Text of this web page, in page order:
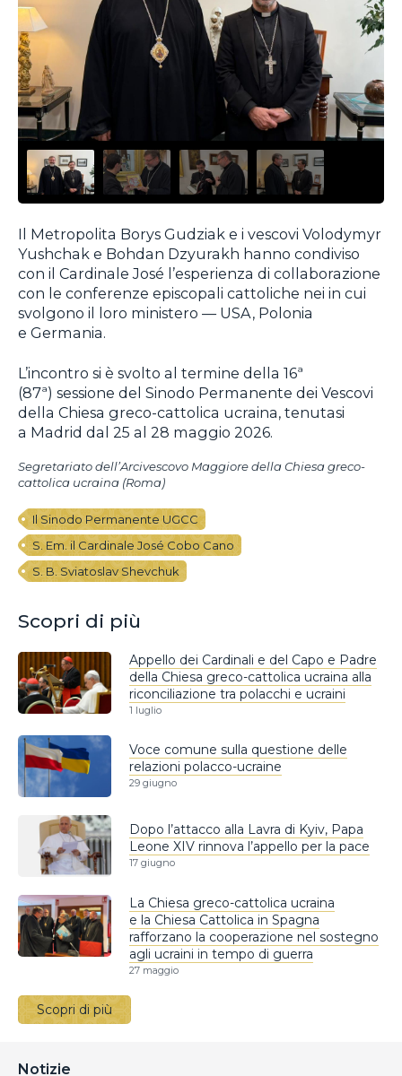
Il Metropolita Borys Gudziak e i vescovi Volodymyr
Yushchak e Bohdan Dzyurakh hanno condiviso
con il Cardinale José l’esperienza di collaborazione
con le conferenze episcopali cattoliche nei in cui
svolgono il loro ministero — USA, Polonia
e Germania.
L’incontro si è svolto al termine della 16ª
(87ª) sessione del Sinodo Permanente dei Vescovi
della Chiesa greco-cattolica ucraina, tenutasi
a Madrid dal 25 al 28 maggio 2026.
Segretariato dell’Arcivescovo Maggiore della Chiesa greco-
cattolica ucraina (Roma)
Il Sinodo Permanente UGCC
S. Em. il Cardinale José Cobo Cano
S. B. Sviatoslav Shevchuk
Scopri di più
Appello dei Cardinali e del Capo e Padre
della Chiesa greco-cattolica ucraina alla
riconciliazione tra polacchi e ucraini
1 luglio
Voce comune sulla questione delle
relazioni polacco-ucraine
29 giugno
Dopo l’attacco alla Lavra di Kyiv, Papa
Leone XIV rinnova l’appello per la pace
17 giugno
La Chiesa greco-cattolica ucraina
e la Chiesa Cattolica in Spagna
rafforzano la cooperazione nel sostegno
agli ucraini in tempo di guerra
27 maggio
Scopri di più
Notizie